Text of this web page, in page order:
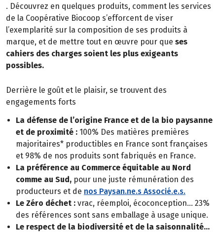
. Découvrez en quelques produits, comment les services
de la Coopérative Biocoop s’efforcent de viser
l’exemplarité sur la composition de ses produits à
marque, et de mettre tout en œuvre pour que ses
cahiers des charges soient les plus exigeants
possibles.
Derrière le goût et le plaisir, se trouvent des
engagements forts
La défense de l’origine France et de la bio paysanne
et de proximité : 100% Des matières premières
majoritaires* productibles en France sont françaises
et 98% de nos produits sont fabriqués en France.
La préférence au Commerce équitable au Nord
comme au Sud, pour une juste rémunération des
producteurs et de nos Paysan.ne.s Associé.e.s.
Le Zéro déchet : vrac, réemploi, écoconception… 23%
des références sont sans emballage à usage unique.
Le respect de la biodiversité et de la saisonnalité…